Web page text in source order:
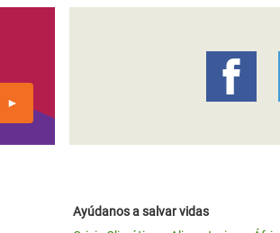
Ayúdanos a salvar vidas